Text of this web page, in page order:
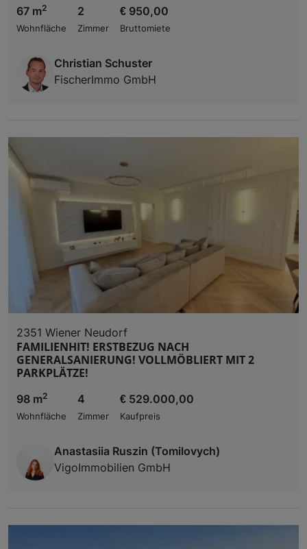
67 m2
Wohnfläche
2
Zimmer
€ 950,00
Bruttomiete
Christian Schuster
FischerImmo GmbH
2351 Wiener Neudorf
FAMILIENHIT! ERSTBEZUG NACH
GENERALSANIERUNG! VOLLMÖBLIERT MIT 2
PARKPLÄTZE!
98 m2
Wohnfläche
4
Zimmer
€ 529.000,00
Kaufpreis
Anastasiia Ruszin (Tomilovych)
VigoImmobilien GmbH